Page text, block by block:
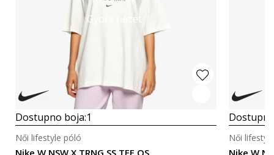
Gyors nézet
Dostupno boja:1
Nike W NSW X TRNG SS TEE OS
Női lifestyle póló
Nike W
Női